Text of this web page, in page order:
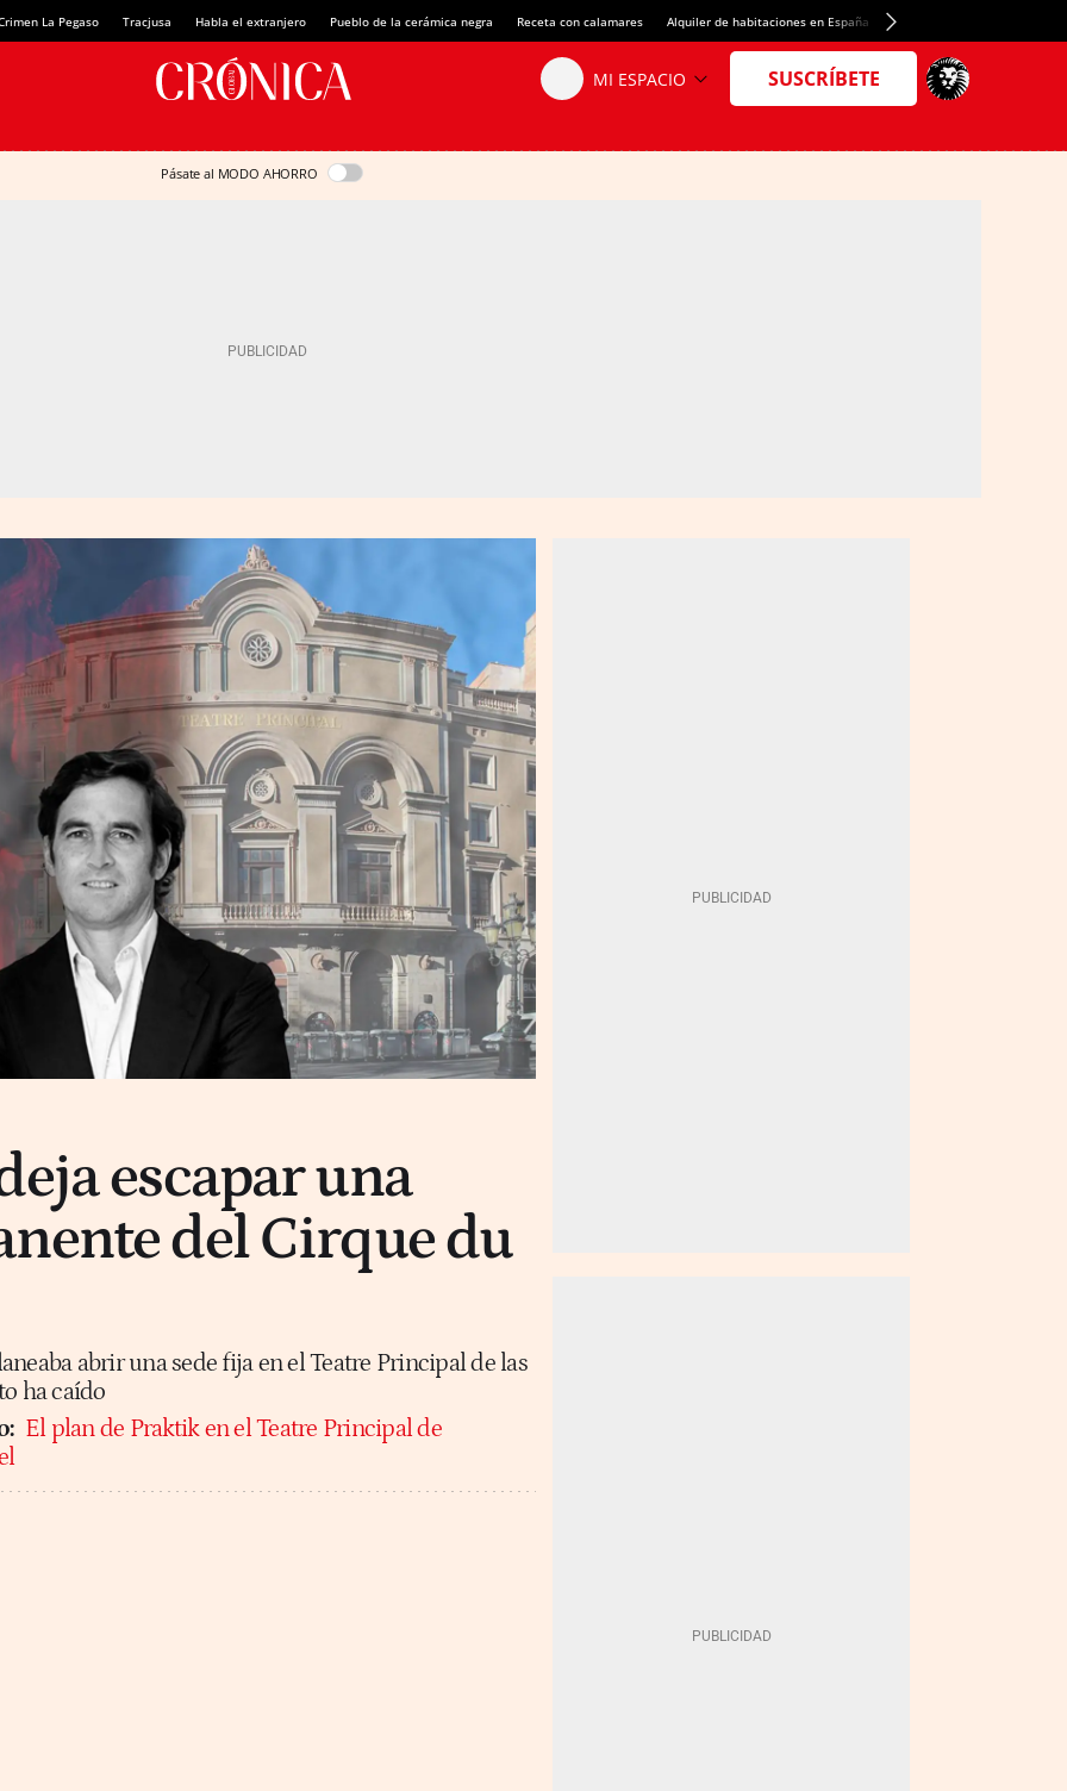
La Pegaso Tracjusa Habla el extranjero Pueblo de la cerámica negra Receta con calamares Alquiler de habitaciones en España Crédito del Spotify Camp Nou
Pásate al MODO AHORRO
escapar una
del Cirque du
abrir una sede fija en el Teatre Principal de las
ha caído
El plan de Praktik en el Teatre Principal de